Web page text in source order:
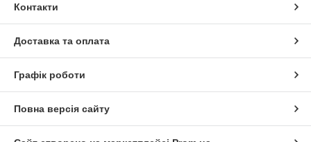
Контакти
Доставка та оплата
Графік роботи
Повна версія сайту